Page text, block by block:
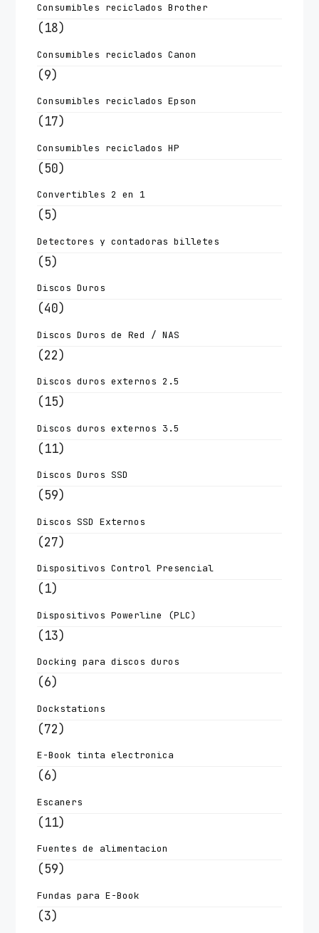
Consumibles reciclados Brother
(18)
Consumibles reciclados Canon
(9)
Consumibles reciclados Epson
(17)
Consumibles reciclados HP
(50)
Convertibles 2 en 1
(5)
Detectores y contadoras billetes
(5)
Discos Duros
(40)
Discos Duros de Red / NAS
(22)
Discos duros externos 2.5
(15)
Discos duros externos 3.5
(11)
Discos Duros SSD
(59)
Discos SSD Externos
(27)
Dispositivos Control Presencial
(1)
Dispositivos Powerline (PLC)
(13)
Docking para discos duros
(6)
Dockstations
(72)
E-Book tinta electronica
(6)
Escaners
(11)
Fuentes de alimentacion
(59)
Fundas para E-Book
(3)